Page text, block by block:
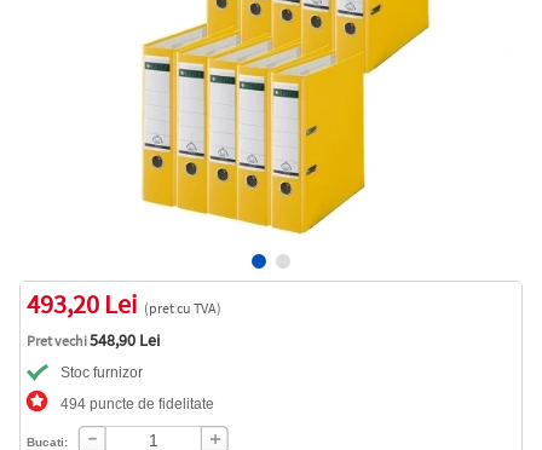
493,20 Lei (pret cu TVA)
Pret vechi548,90 Lei
Stoc furnizor
494 puncte de fidelitate
Bucati: